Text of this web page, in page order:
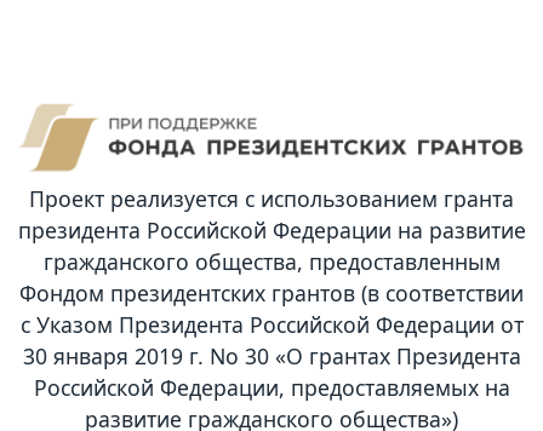
Проект реализуется с использованием гранта
президента Российской Федерации на развитие
гражданского общества, предоставленным
Фондом президентских грантов (в соответствии
с Указом Президента Российской Федерации от
30 января 2019 г. No 30 «О грантах Президента
Российской Федерации, предоставляемых на
развитие гражданского общества»)